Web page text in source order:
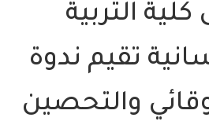
التربية
تقيم ندوة
والتحصين